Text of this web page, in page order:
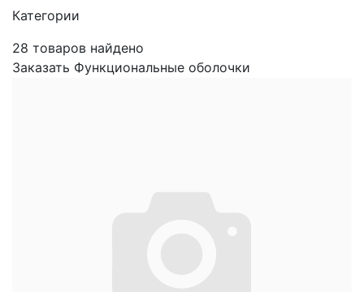
Категории
28 товаров найдено
Заказать Функциональные оболочки